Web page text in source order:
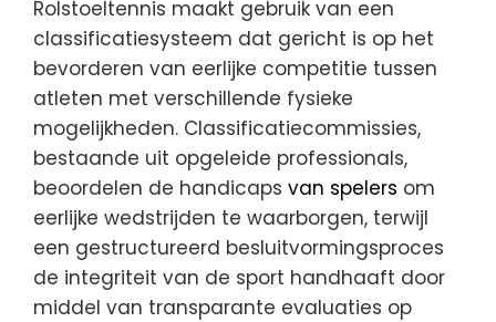
Rolstoeltennis maakt gebruik van een
classificatiesysteem dat gericht is op het
bevorderen van eerlijke competitie tussen
atleten met verschillende fysieke
mogelijkheden. Classificatiecommissies,
bestaande uit opgeleide professionals,
beoordelen de handicaps van spelers om
eerlijke wedstrijden te waarborgen, terwijl
een gestructureerd besluitvormingsproces
de integriteit van de sport handhaaft door
middel van transparante evaluaties op